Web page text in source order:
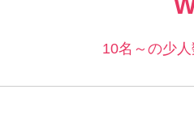
10名～の少